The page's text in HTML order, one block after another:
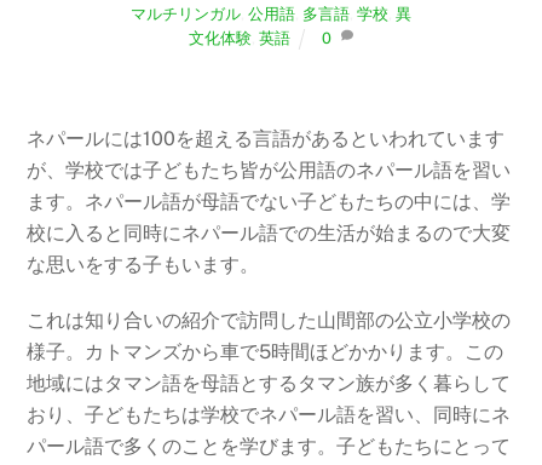
マルチリンガル 公用語 多言語 学校 異
文化体験 ,英語 0
ネパールには100を超える言語があるといわれています
が、学校では子どもたち皆が公用語のネパール語を習い
ます。ネパール語が母語でない子どもたちの中には、学
校に入ると同時にネパール語での生活が始まるので大変
な思いをする子もいます。
これは知り合いの紹介で訪問した山間部の公立小学校の
様子。カトマンズから車で5時間ほどかかります。この
地域にはタマン語を母語とするタマン族が多く暮らして
おり、子どもたちは学校でネパール語を習い、同時にネ
パール語で多くのことを学びます。子どもたちにとって